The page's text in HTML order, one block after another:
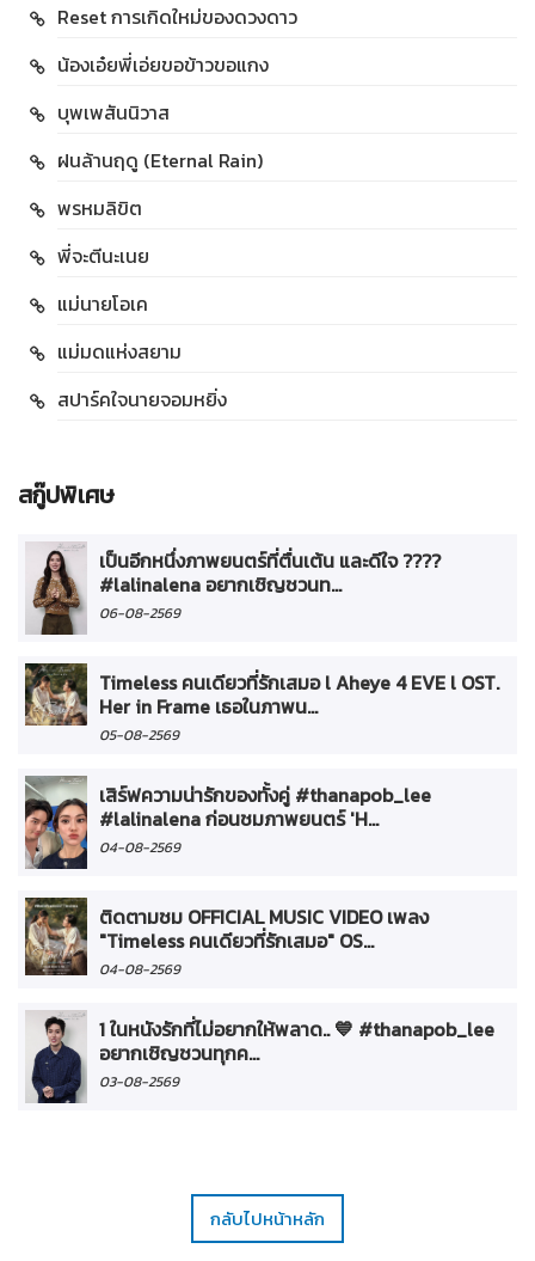
Reset การเกิดใหม่ของดวงดาว
น้องเอ๋ยพี่เอ่ยขอข้าวขอแกง
บุพเพสันนิวาส
ฝนล้านฤดู (Eternal Rain)
พรหมลิขิต
พี่จะตีนะเนย
แม่นายโอเค
แม่มดแห่งสยาม
สปาร์คใจนายจอมหยิ่ง
สกู๊ปพิเศษ
เป็นอีกหนึ่งภาพยนตร์ที่ตื่นเต้น และดีใจ ????
#lalinalena อยากเชิญชวนท...
06-08-2569
Timeless คนเดียวที่รักเสมอ l Aheye 4 EVE l OST.
Her in Frame เธอในภาพน...
05-08-2569
เสิร์ฟความน่ารักของทั้งคู่ #thanapob_lee
#lalinalena ก่อนชมภาพยนตร์ 'H...
04-08-2569
ติดตามชม OFFICIAL MUSIC VIDEO เพลง
"Timeless คนเดียวที่รักเสมอ" OS...
04-08-2569
1 ในหนังรักที่ไม่อยากให้พลาด.. 💙 #thanapob_lee
อยากเชิญชวนทุกค...
03-08-2569
กลับไปหน้าหลัก